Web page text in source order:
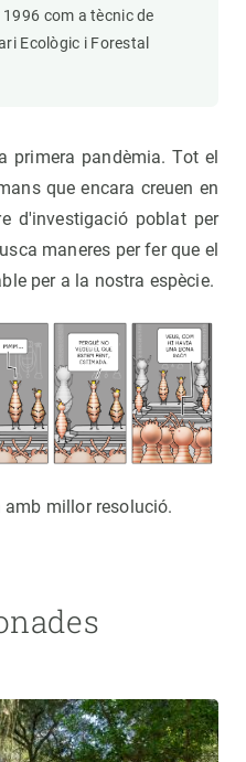
com a tècnic de
Ecològic i Forestal
primera pandèmia. Tot el
que encara creuen en
d'investigació poblat per
maneres per fer que el
per a la nostra espècie.
amb millor resolució.